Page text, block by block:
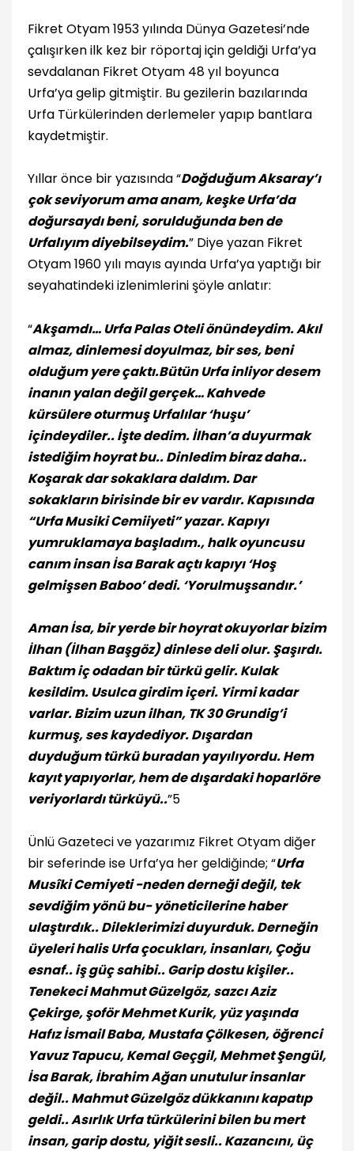
Fikret Otyam 1953 yılında Dünya Gazetesi’nde
çalışırken ilk kez bir röportaj için geldiği Urfa’ya
sevdalanan Fikret Otyam 48 yıl boyunca
Urfa’ya gelip gitmiştir. Bu gezilerin bazılarında
Urfa Türkülerinden derlemeler yapıp bantlara
kaydetmiştir.
Yıllar önce bir yazısında “Doğduğum Aksaray’ı
çok seviyorum ama anam, keşke Urfa’da
doğursaydı beni, sorulduğunda ben de
Urfalıyım diyebilseydim.” Diye yazan Fikret
Otyam 1960 yılı mayıs ayında Urfa’ya yaptığı bir
seyahatindeki izlenimlerini şöyle anlatır:
“Akşamdı… Urfa Palas Oteli önündeydim. Akıl
almaz, dinlemesi doyulmaz, bir ses, beni
olduğum yere çaktı.Bütün Urfa inliyor desem
inanın yalan değil gerçek… Kahvede
kürsülere oturmuş Urfalılar ‘huşu’
içindeydiler.. İşte dedim. İlhan’a duyurmak
istediğim hoyrat bu.. Dinledim biraz daha..
Koşarak dar sokaklara daldım. Dar
sokakların birisinde bir ev vardır. Kapısında
“Urfa Musiki Cemiiyeti” yazar. Kapıyı
yumruklamaya başladım., halk oyuncusu
canım insan İsa Barak açtı kapıyı ‘Hoş
gelmişsen Baboo’ dedi. ‘Yorulmuşsandır.’
Aman İsa, bir yerde bir hoyrat okuyorlar bizim
İlhan (İlhan Başgöz) dinlese deli olur. Şaşırdı.
Baktım iç odadan bir türkü gelir. Kulak
kesildim. Usulca girdim içeri. Yirmi kadar
varlar. Bizim uzun ilhan, TK 30 Grundig’i
kurmuş, ses kaydediyor. Dışardan
duyduğum türkü buradan yayılıyordu. Hem
kayıt yapıyorlar, hem de dışardaki hoparlöre
veriyorlardı türküyü..”5
Ünlü Gazeteci ve yazarımız Fikret Otyam diğer
bir seferinde ise Urfa’ya her geldiğinde; “Urfa
Musîki Cemiyeti -neden derneği değil, tek
sevdiğim yönü bu- yöneticilerine haber
ulaştırdık.. Dileklerimizi duyurduk. Derneğin
üyeleri halis Urfa çocukları, insanları, Çoğu
esnaf.. iş güç sahibi.. Garip dostu kişiler..
Tenekeci Mahmut Güzelgöz, sazcı Aziz
Çekirge, şoför Mehmet Kurik, yüz yaşında
Hafız İsmail Baba, Mustafa Çölkesen, öğrenci
Yavuz Tapucu, Kemal Geçgil, Mehmet Şengül,
İsa Barak, İbrahim Ağan unutulur insanlar
değil.. Mahmut Güzelgöz dükkanını kapatıp
geldi.. Asırlık Urfa türkülerini bilen bu mert
insan, garip dostu, yiğit sesli.. Kazancını, üç